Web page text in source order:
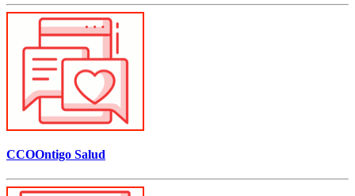
CCOOntigo Salud